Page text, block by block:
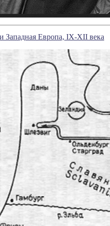
Западная Европа, IX-XII века